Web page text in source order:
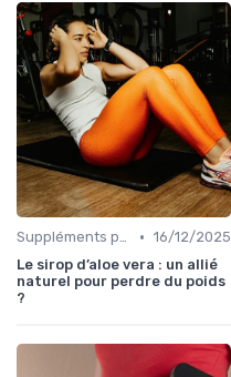
Suppléments pour la perte de poids • 16/12/2025
Le sirop d’aloe vera : un allié
naturel pour perdre du poids
?